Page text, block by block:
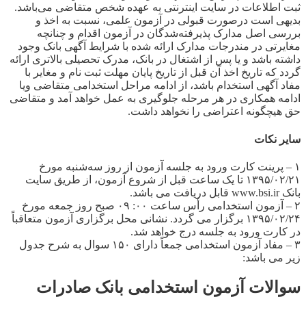
ثبت اطلاعات در سایت اینترنتی به عهده شخص متقاضی می‌باشد.
بدیهی است درصورت قبولی در آزمون علمی، نسبت به اخذ و
بررسی اصل مدارک پذیرفته‌‌شدگان در آزمون اقدام و چنانچه
مغایرتی در مندرجات مدارک ارائه شده با شرایط آگهی بانک وجود
داشته باشد و یا پس از اشتغال در بانک، مدرک تحصیلی بالاتری ارائه
گردد که تاریخ اخذ آن قبل از تاریخ پایان مهلت ثبت نام و مغایر با
مفاد آگهی استخدام باشد، از ادامه مراحل استخدامی متقاضی ویا
ادامه همکاری در هر مرحله جلوگیری به عمل خواهد آمد و متقاضی
حق هیچگونه اعتراضی را نخواهد داشت.
سایر نکات
۱ – پرینت کارت ورود به جلسه آزمون از روز سه‌شنبه مورخ
۱۳۹۵/۰۲/۲۱ تا یک ساعت قبل از شروع آزمون، از طریق سایت
بانک www.bsi.ir قابل دریافت می باشد.
۲ – آزمون استخدامی رأس ساعت ۰۰: ۰۹ صبح روز جمعه مورخ
۱۳۹۵/۰۲/۲۴ برگزار می گردد. نشانی محل برگزاری آزمون متعاقباً
در کارت ورود به جلسه درج خواهد شد.
۳ – مفاد آزمون استخدامی جمعاً دارای ۱۵۰ سوال به شرح جدول
زیر می باشد:
سوالات آزمون استخدامی بانک صادرات